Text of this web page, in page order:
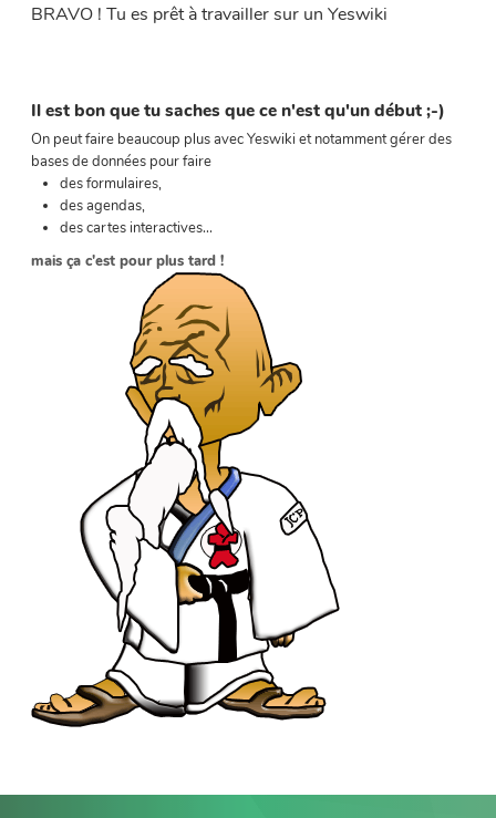
BRAVO ! Tu es prêt à travailler sur un Yeswiki
Il est bon que tu saches que ce n'est qu'un début ;-)
On peut faire beaucoup plus avec Yeswiki et notamment gérer des
bases de données pour faire
des formulaires,
des agendas,
des cartes interactives...
mais ça c'est pour plus tard !